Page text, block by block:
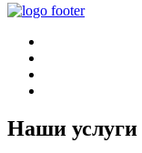
Наши услуги